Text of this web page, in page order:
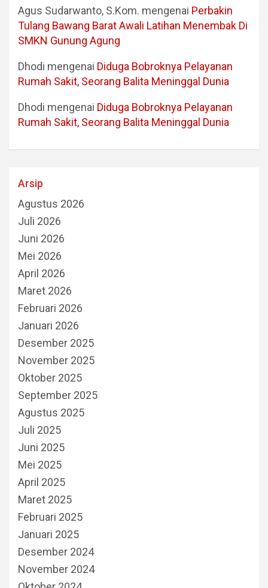
Agus Sudarwanto, S.Kom. mengenai Perbakin
Tulang Bawang Barat Awali Latihan Menembak Di
SMKN Gunung Agung
Dhodi mengenai Diduga Bobroknya Pelayanan
Rumah Sakit, Seorang Balita Meninggal Dunia
Dhodi mengenai Diduga Bobroknya Pelayanan
Rumah Sakit, Seorang Balita Meninggal Dunia
Arsip
Agustus 2026
Juli 2026
Juni 2026
Mei 2026
April 2026
Maret 2026
Februari 2026
Januari 2026
Desember 2025
November 2025
Oktober 2025
September 2025
Agustus 2025
Juli 2025
Juni 2025
Mei 2025
April 2025
Maret 2025
Februari 2025
Januari 2025
Desember 2024
November 2024